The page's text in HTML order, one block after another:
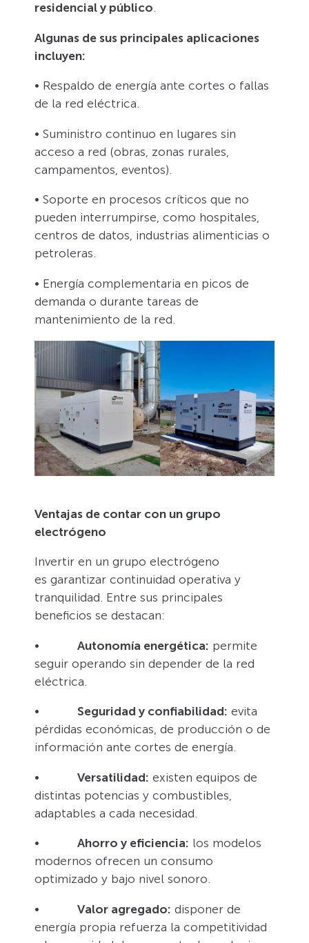
residencial y público.
Algunas de sus principales aplicaciones
incluyen:
• Respaldo de energía ante cortes o fallas
de la red eléctrica.
• Suministro continuo en lugares sin
acceso a red (obras, zonas rurales,
campamentos, eventos).
• Soporte en procesos críticos que no
pueden interrumpirse, como hospitales,
centros de datos, industrias alimenticias o
petroleras.
• Energía complementaria en picos de
demanda o durante tareas de
mantenimiento de la red.
Ventajas de contar con un grupo
electrógeno
Invertir en un grupo electrógeno
es garantizar continuidad operativa y
tranquilidad. Entre sus principales
beneficios se destacan:
• Autonomía energética: permite
seguir operando sin depender de la red
eléctrica.
• Seguridad y confiabilidad: evita
pérdidas económicas, de producción o de
información ante cortes de energía.
• Versatilidad: existen equipos de
distintas potencias y combustibles,
adaptables a cada necesidad.
• Ahorro y eficiencia: los modelos
modernos ofrecen un consumo
optimizado y bajo nivel sonoro.
• Valor agregado: disponer de
energía propia refuerza la competitividad